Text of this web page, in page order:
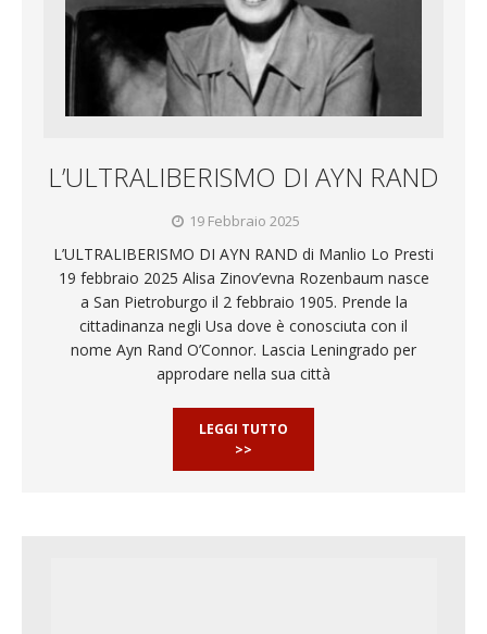
L’ULTRALIBERISMO DI AYN RAND
19 Febbraio 2025
L’ULTRALIBERISMO DI AYN RAND di Manlio Lo Presti
19 febbraio 2025 Alisa Zinov’evna Rozenbaum nasce
a San Pietroburgo il 2 febbraio 1905. Prende la
cittadinanza negli Usa dove è conosciuta con il
nome Ayn Rand O’Connor. Lascia Leningrado per
approdare nella sua città
LEGGI TUTTO
>>